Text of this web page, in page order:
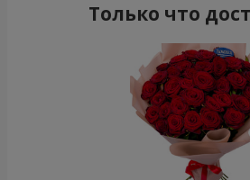
Только что